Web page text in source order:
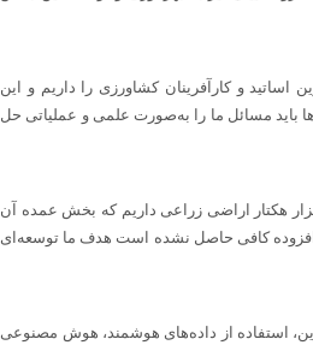
اساتید و کارآفرینان کشاورزی را داریم و این
باید مسائل ما را به‌صورت علمی و عملیاتی حل
ایلام به آمار اراضی زیر کشت استان اشاره کرد و افزود: در استان حدود ۲۵۳ هزار هکتار اراضی زراعی داریم که بخش عمده آن
افزوده کافی حاصل نشده است هدف ما توسعه‌ای
استفاده از داده‌های هوشمند، هوش مصنوعی